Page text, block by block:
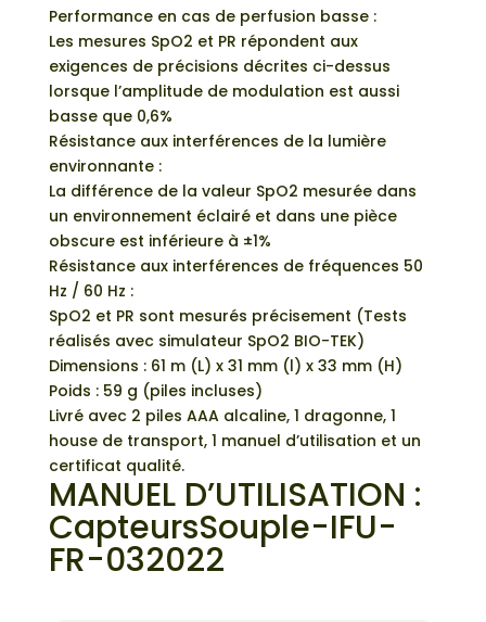
Performance en cas de perfusion basse :
Les mesures SpO2 et PR répondent aux
exigences de précisions décrites ci-dessus
lorsque l’amplitude de modulation est aussi
basse que 0,6%
Résistance aux interférences de la lumière
environnante :
La différence de la valeur SpO2 mesurée dans
un environnement éclairé et dans une pièce
obscure est inférieure à ±1%
Résistance aux interférences de fréquences 50
Hz / 60 Hz :
SpO2 et PR sont mesurés précisement (Tests
réalisés avec simulateur SpO2 BIO-TEK)
Dimensions : 61 m (L) x 31 mm (l) x 33 mm (H)
Poids : 59 g (piles incluses)
Livré avec 2 piles AAA alcaline, 1 dragonne, 1
house de transport, 1 manuel d’utilisation et un
certificat qualité.
MANUEL D’UTILISATION :
CapteursSouple-IFU-
FR-032022